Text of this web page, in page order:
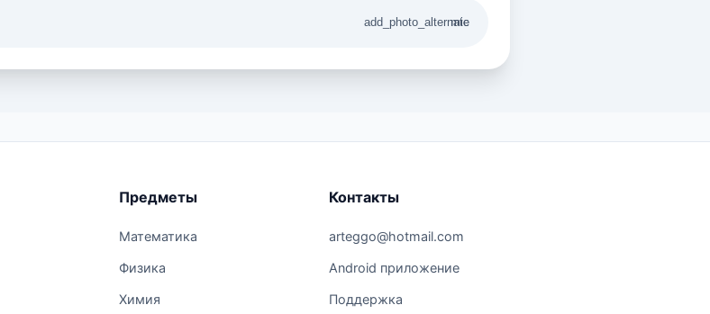
add_photo_alternate
mic
Предметы
Математика
Физика
Химия
Контакты
arteggo@hotmail.com
Android приложение
Поддержка